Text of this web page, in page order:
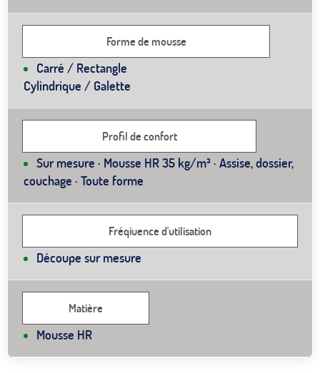
Forme de mousse
Carré / Rectangle
Cylindrique / Galette
Profil de confort
Sur mesure · Mousse HR 35 kg/m³ · Assise, dossier,
couchage · Toute forme
Fréqiuence d'utilisation
Découpe sur mesure
Matière
Mousse HR